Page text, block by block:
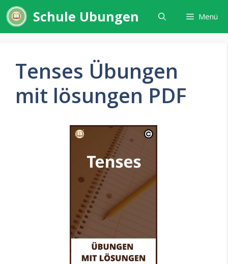
Zum
Inhalt
springen
Schule Ubungen Menü
Tenses Übungen
mit lösungen PDF